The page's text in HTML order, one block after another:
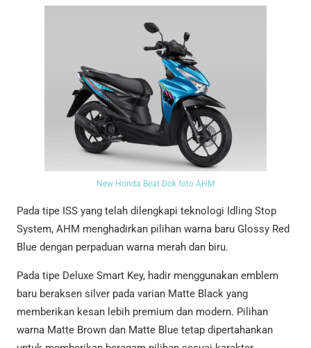
New Honda Beat Dok foto AHM
Pada tipe ISS yang telah dilengkapi teknologi Idling Stop
System, AHM menghadirkan pilihan warna baru Glossy Red
Blue dengan perpaduan warna merah dan biru.
Pada tipe Deluxe Smart Key, hadir menggunakan emblem
baru beraksen silver pada varian Matte Black yang
memberikan kesan lebih premium dan modern. Pilihan
warna Matte Brown dan Matte Blue tetap dipertahankan